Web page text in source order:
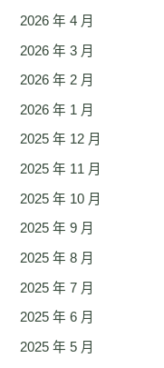
2026 年 4 月
2026 年 3 月
2026 年 2 月
2026 年 1 月
2025 年 12 月
2025 年 11 月
2025 年 10 月
2025 年 9 月
2025 年 8 月
2025 年 7 月
2025 年 6 月
2025 年 5 月